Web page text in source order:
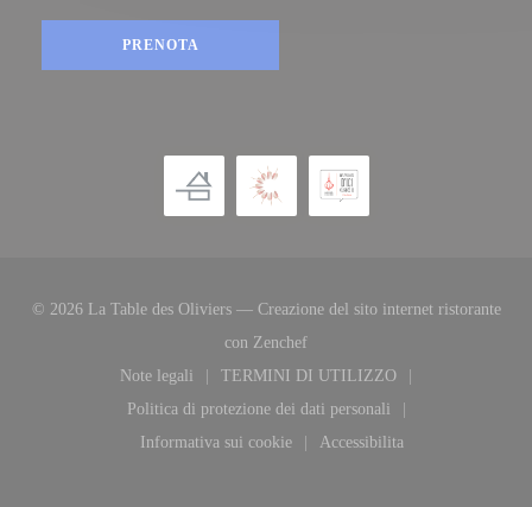
PRENOTA
© 2026 La Table des Oliviers — Creazione del sito internet ristorante
con Zenchef((apre una nuova finestra))
Note legali
((apre una nuova finestra))
TERMINI DI UTILIZZO
((apre una nuova finestra))
Politica di protezione dei dati personali
((apre una nuova finestra))
Informativa sui cookie
((apre una nuova finestra))
Accessibilita